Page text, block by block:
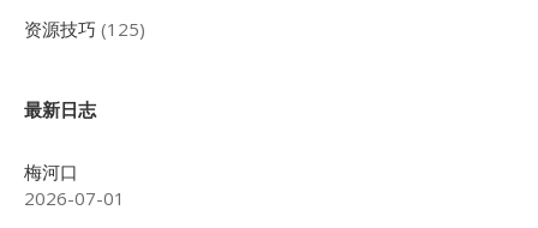
资源技巧 (125)
最新日志
梅河口
2026-07-01